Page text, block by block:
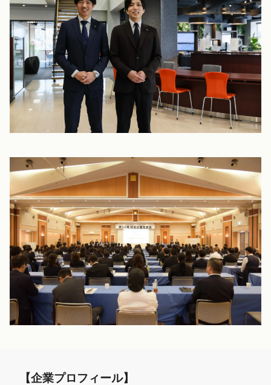
【企業プロフィール】